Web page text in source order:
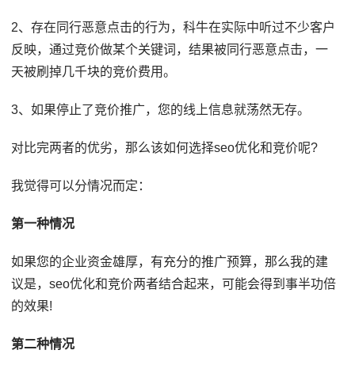
2、存在同行恶意点击的行为，科牛在实际中听过不少客户
反映，通过竞价做某个关键词，结果被同行恶意点击，一
天被刷掉几千块的竞价费用。
3、如果停止了竞价推广，您的线上信息就荡然无存。
对比完两者的优劣，那么该如何选择seo优化和竞价呢?
我觉得可以分情况而定：
第一种情况
如果您的企业资金雄厚，有充分的推广预算，那么我的建
议是，seo优化和竞价两者结合起来，可能会得到事半功倍
的效果!
第二种情况